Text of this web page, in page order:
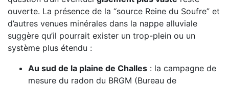
ouverte. La présence de la “source Reine du Soufre” et
d’autres venues minérales dans la nappe alluviale
suggère qu’il pourrait exister un trop-plein ou un
système plus étendu :
Au sud de la plaine de Challes : la campagne de
mesure du radon du BRGM (Bureau de